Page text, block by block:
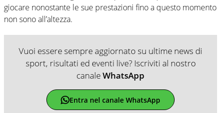
giocare nonostante le sue prestazioni fino a questo momento
non sono all’altezza.
Vuoi essere sempre aggiornato su ultime news di
sport, risultati ed eventi live? Iscriviti al nostro
canaleWhatsApp
Entra nel canale WhatsApp